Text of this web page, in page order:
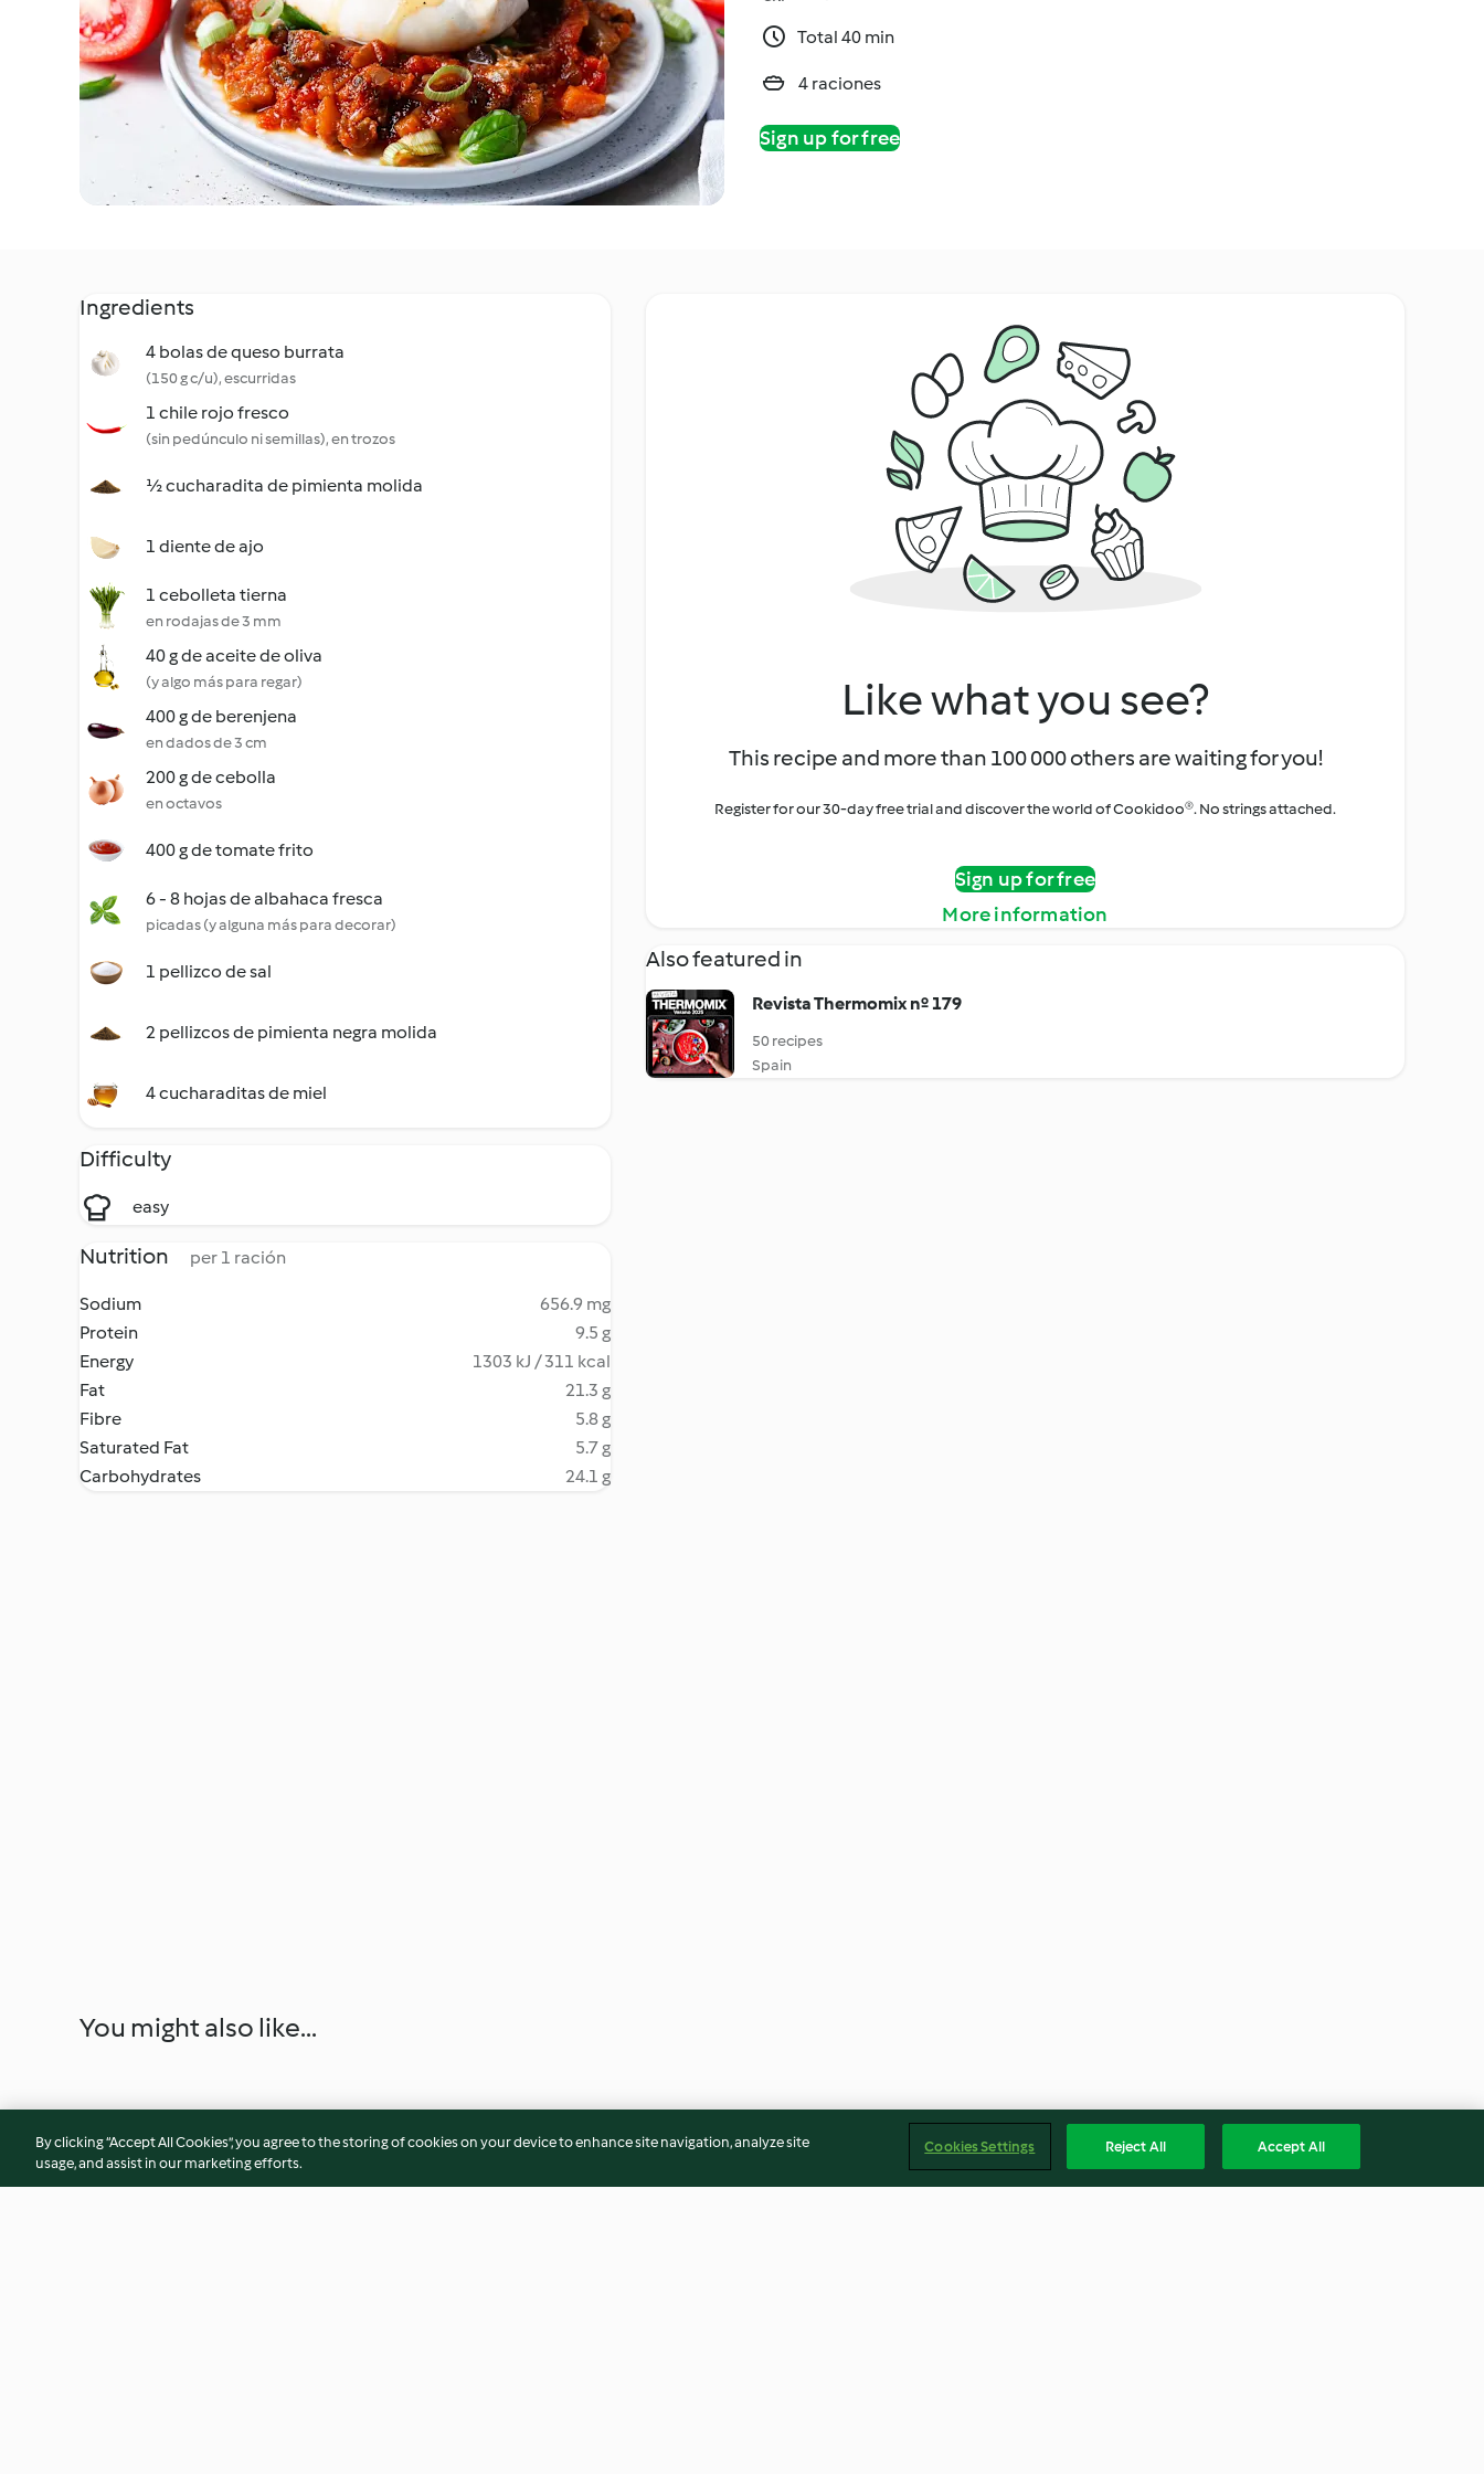
Total 40 min
4 raciones
Sign up for free
Ingredients
4 bolas de queso burrata
(150 g c/u), escurridas
1 chile rojo fresco
(sin pedúnculo ni semillas), en trozos
½ cucharadita de pimienta molida
1 diente de ajo
1 cebolleta tierna
en rodajas de 3 mm
40 g de aceite de oliva
(y algo más para regar)
400 g de berenjena
en dados de 3 cm
200 g de cebolla
en octavos
400 g de tomate frito
6 - 8 hojas de albahaca fresca
picadas (y alguna más para decorar)
1 pellizco de sal
2 pellizcos de pimienta negra molida
4 cucharaditas de miel
Difficulty
easy
Nutrition per 1 ración
Sodium
656.9 mg
Protein
9.5 g
Energy
1303 kJ / 311 kcal
Fat
21.3 g
Fibre
5.8 g
Saturated Fat
5.7 g
Carbohydrates
24.1 g
Like what you see?
This recipe and more than 100 000 others are waiting for you!
Register for our 30-day free trial and discover the world of Cookidoo®. No strings attached.
Sign up for free
More information
Also featured in
Revista Thermomix nº 179
50 recipes
Spain
You might also like...
By clicking “Accept All Cookies”, you agree to the storing of cookies on your device to enhance site navigation, analyze site
usage, and assist in our marketing efforts.
Cookies Settings Reject All Accept All